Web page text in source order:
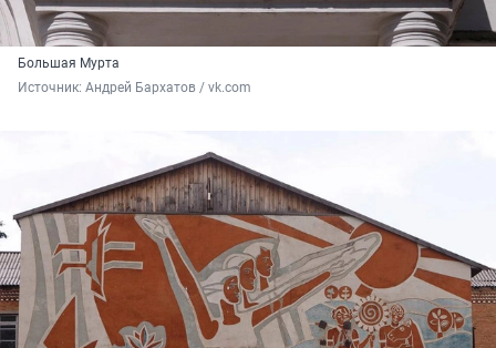
Большая Мурта
Источник: Андрей Бархатов / vk.com